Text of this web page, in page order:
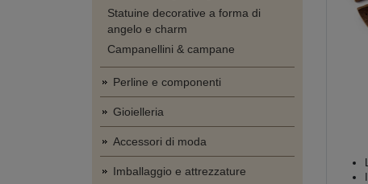
Statuine decorative a forma di
angelo e charm
Campanellini & campane
Perline e componenti
Gioielleria
Accessori di moda
Imballaggio e attrezzature